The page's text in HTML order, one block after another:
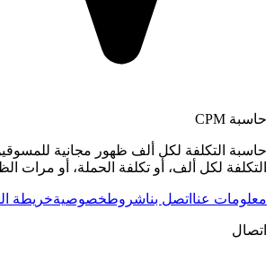
حاسبة CPM
حاسبة التكلفة لكل ألف ظهور مجانية
التكلفة لكل ألف، أو تكلفة الحملة، أو مرات
معلومات عنا اتصل بناشروطخصوصيةخريطة
اتصال